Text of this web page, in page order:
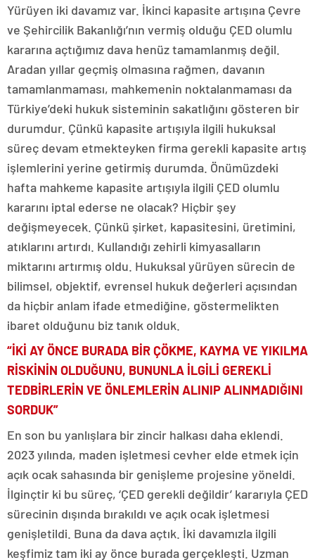
Yürüyen iki davamız var. İkinci kapasite artışına Çevre
ve Şehircilik Bakanlığı’nın vermiş olduğu ÇED olumlu
kararına açtığımız dava henüz tamamlanmış değil.
Aradan yıllar geçmiş olmasına rağmen, davanın
tamamlanmaması, mahkemenin noktalanmaması da
Türkiye’deki hukuk sisteminin sakatlığını gösteren bir
durumdur. Çünkü kapasite artışıyla ilgili hukuksal
süreç devam etmekteyken firma gerekli kapasite artış
işlemlerini yerine getirmiş durumda. Önümüzdeki
hafta mahkeme kapasite artışıyla ilgili ÇED olumlu
kararını iptal ederse ne olacak? Hiçbir şey
değişmeyecek. Çünkü şirket, kapasitesini, üretimini,
atıklarını artırdı. Kullandığı zehirli kimyasalların
miktarını artırmış oldu. Hukuksal yürüyen sürecin de
bilimsel, objektif, evrensel hukuk değerleri açısından
da hiçbir anlam ifade etmediğine, göstermelikten
ibaret olduğunu biz tanık olduk.
“İKİ AY ÖNCE BURADA BİR ÇÖKME, KAYMA VE YIKILMA
RİSKİNİN OLDUĞUNU, BUNUNLA İLGİLİ GEREKLİ
TEDBİRLERİN VE ÖNLEMLERİN ALINIP ALINMADIĞINI
SORDUK”
En son bu yanlışlara bir zincir halkası daha eklendi.
2023 yılında, maden işletmesi cevher elde etmek için
açık ocak sahasında bir genişleme projesine yöneldi.
İlginçtir ki bu süreç, ‘ÇED gerekli değildir’ kararıyla ÇED
sürecinin dışında bırakıldı ve açık ocak işletmesi
genişletildi. Buna da dava açtık. İki davamızla ilgili
keşfimiz tam iki ay önce burada gerçekleşti. Uzman